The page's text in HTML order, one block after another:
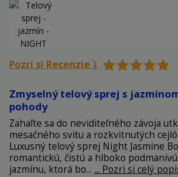
Pozri si Recenzie ⤵️
Zmyselný telový sprej s
pohody
Zahaľte sa do neviditeľného závoja
mesačného svitu a rozkvitnutých
Luxusný telový sprej Night Jasmine
romantickú, čistú a hlboko
jazmínu, ktorá bo... ... Pozri si celý